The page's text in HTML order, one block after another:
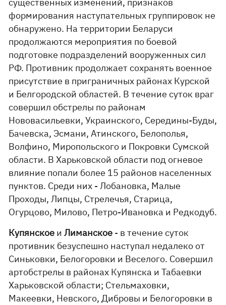
формирования наступательных группировок не
обнаружено. На территории Беларуси
продолжаются мероприятия по боевой
подготовке подразделений вооруженных сил
РФ. Противник продолжает сохранять военное
присутствие в приграничных районах Курской
и Белгородской областей. В течение суток враг
совершил обстрелы по районам
Нововасильевки, Украинского, Середины-Буды,
Бачевска, Эсмани, Атинского, Белополья,
Волфино, Миропольского и Покровки Сумской
области. В Харьковской области под огневое
влияние попали более 15 районов населенных
пунктов. Среди них - Лобановка, Малые
Проходы, Липцы, Стрелечья, Старица,
Огурцово, Милово, Петро-Ивановка и Редкодуб.
Купянское иЛиманское - в течение суток
противник безуспешно наступал недалеко от
Синьковки, Белогоровки и Веселого. Совершил
артобстрелы в районах Купянска и Табаевки
Харьковской области; Стельмаховки,
Макеевки, Невского, Дибровы и Белогоровки в